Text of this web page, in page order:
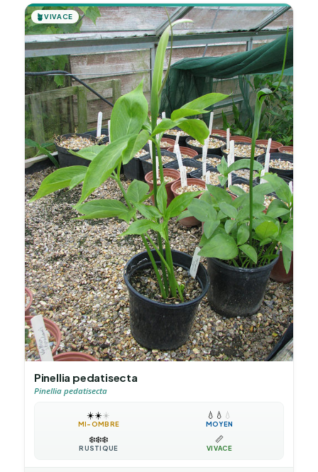
🪴VIVACE
Pinellia pedatisecta
Pinellia pedatisecta
☀️☀️☀️
MI-OMBRE
💧 💧 💧
MOYEN
❄️❄️❄️
RUSTIQUE
📏
VIVACE